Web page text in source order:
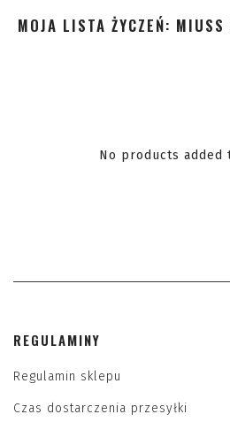
MOJA LISTA ŻYCZEŃ: MIUSS
No products
REGULAMINY
Regulamin sklepu
Czas dostarczenia przesyłki